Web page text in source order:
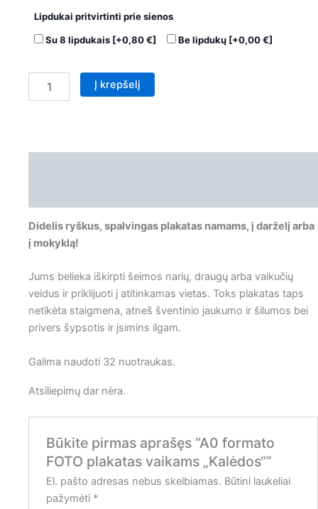
Lipdukai pritvirtinti prie sienos
Su 8 lipdukais [+0,80 €] Be lipdukų [+0,00 €]
Į krepšelį
Didelis ryškus, spalvingas plakatas namams, į darželį arba
į mokyklą!
Jums belieka iškirpti šeimos narių, draugų arba vaikučių
veidus ir priklijuoti į atitinkamas vietas. Toks plakatas taps
netikėta staigmena, atneš šventinio jaukumo ir šilumos bei
privers šypsotis ir įsimins ilgam.
Galima naudoti 32 nuotraukas.
Atsiliepimų dar nėra.
Būkite pirmas aprašęs “A0 formato
FOTO plakatas vaikams „Kalėdos“”
El. pašto adresas nebus skelbiamas. Būtini laukeliai
pažymėti *